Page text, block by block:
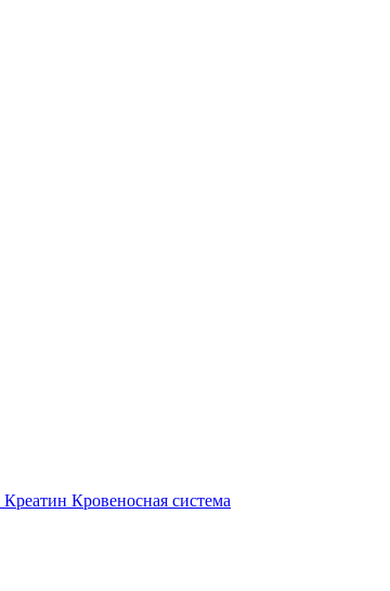
Креатин Кровеносная система